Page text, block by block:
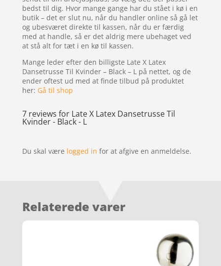
bedst til dig. Hvor mange gange har du stået i kø i en
butik – det er slut nu, når du handler online så gå let
og ubesværet direkte til kassen, når du er færdig
med at handle, så er det aldrig mere ubehaget ved
at stå alt for tæt i en kø til kassen.
Mange leder efter den billigste Late X Latex
Dansetrusse Til Kvinder – Black – L på nettet, og de
ender oftest ud med at finde tilbud på produktet
her: Gå til shop
7 reviews for Late X Latex Dansetrusse Til
Kvinder - Black - L
Du skal være logged in for at afgive en anmeldelse.
Relaterede varer